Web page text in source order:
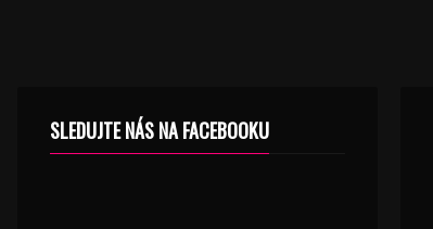
SLEDUJTE NÁS NA FACEBOOKU